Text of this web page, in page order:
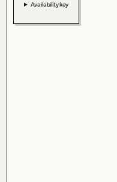
Availability key